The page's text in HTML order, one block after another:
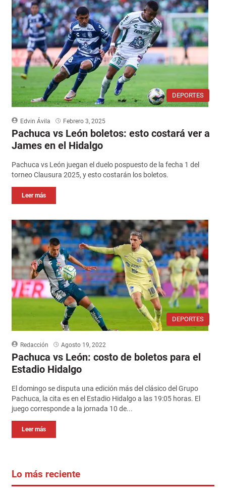
DEPORTES
Edvin Ávila Febrero 3, 2025
Pachuca vs León boletos: esto costará ver a
James en el Hidalgo
Pachuca vs León juegan el duelo pospuesto de la fecha 1 del
torneo Clausura 2025, y esto costarán los boletos.
Leer más
DEPORTES
Redacción Agosto 19, 2022
Pachuca vs León: costo de boletos para el
Estadio Hidalgo
El domingo se disputa una edición más del clásico del Grupo
Pachuca, la cita es en el Estadio Hidalgo a las 19:05 horas. El
juego corresponde a la jornada 10 de...
Leer más
Lo más reciente